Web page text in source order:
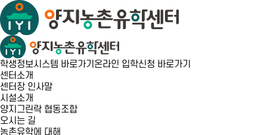
학생정보시스템 바로가기온라인 입학신청 바로가기
센터소개
센터장 인사말
시설소개
양지그린락 협동조합
오시는 길
농촌유학에 대해